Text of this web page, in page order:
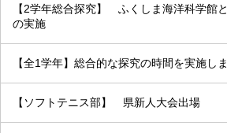
【2学年総合探究】 ふくしま海洋科学館
の実施
【全1学年】総合的な探究の時間を実施し
【ソフトテニス部】 県新人大会出場